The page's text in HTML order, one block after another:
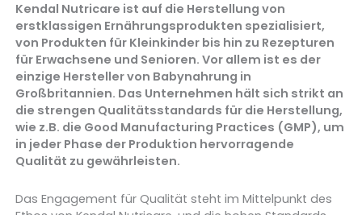
Kendal Nutricare ist auf die Herstellung von
erstklassigen Ernährungsprodukten spezialisiert,
von Produkten für Kleinkinder bis hin zu Rezepturen
für Erwachsene und Senioren. Vor allem ist es der
einzige Hersteller von Babynahrung in
Großbritannien. Das Unternehmen hält sich strikt an
die strengen Qualitätsstandards für die Herstellung,
wie z.B. die Good Manufacturing Practices (GMP), um
in jeder Phase der Produktion hervorragende
Qualität zu gewährleisten.
Das Engagement für Qualität steht im Mittelpunkt des